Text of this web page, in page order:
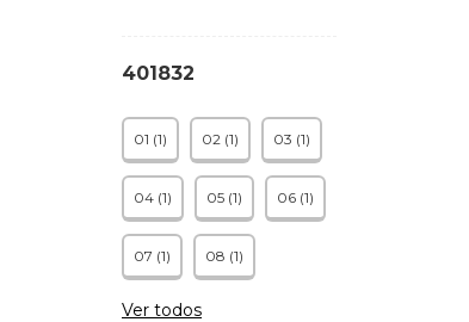
401832
01 (1) 02 (1) 03 (1)
04 (1) 05 (1) 06 (1)
07 (1) 08 (1)
Ver todos